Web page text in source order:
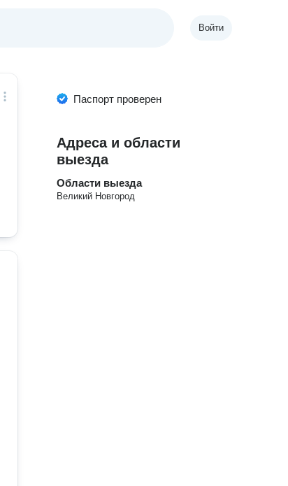
Войти
Паспорт проверен
Адреса и области
выезда
Области выезда
Великий Новгород